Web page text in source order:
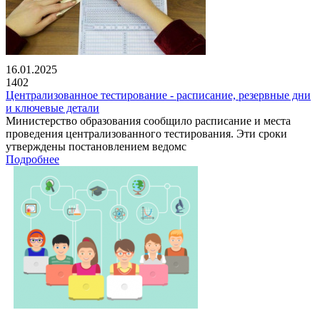
16.01.2025
1402
Централизованное тестирование - расписание, резервные дни
и ключевые детали
Министерство образования сообщило расписание и места
проведения централизованного тестирования. Эти сроки
утверждены постановлением ведомс
Подробнее